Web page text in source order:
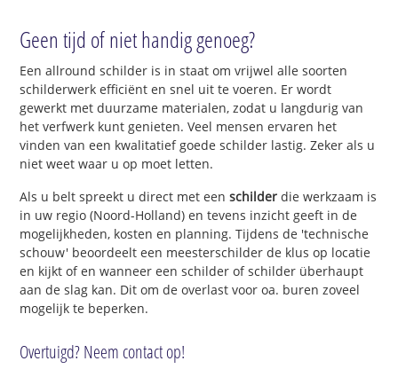
Geen tijd of niet handig genoeg?
Een allround schilder is in staat om vrijwel alle soorten
schilderwerk efficiënt en snel uit te voeren. Er wordt
gewerkt met duurzame materialen, zodat u langdurig van
het verfwerk kunt genieten. Veel mensen ervaren het
vinden van een kwalitatief goede schilder lastig. Zeker als u
niet weet waar u op moet letten.
Als u belt spreekt u direct met eenschilder die werkzaam is
in uw regio (Noord-Holland) en tevens inzicht geeft in de
mogelijkheden, kosten en planning. Tijdens de 'technische
schouw' beoordeelt een meesterschilder de klus op locatie
en kijkt of en wanneer een schilder of schilder überhaupt
aan de slag kan. Dit om de overlast voor oa. buren zoveel
mogelijk te beperken.
Overtuigd? Neem contact op!